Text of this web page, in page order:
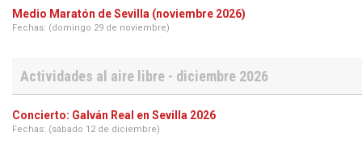
Medio Maratón de Sevilla (noviembre 2026)
Fechas: (domingo 29 de noviembre)
Actividades al aire libre - diciembre 2026
Concierto: Galván Real en Sevilla 2026
Fechas: (sábado 12 de diciembre)